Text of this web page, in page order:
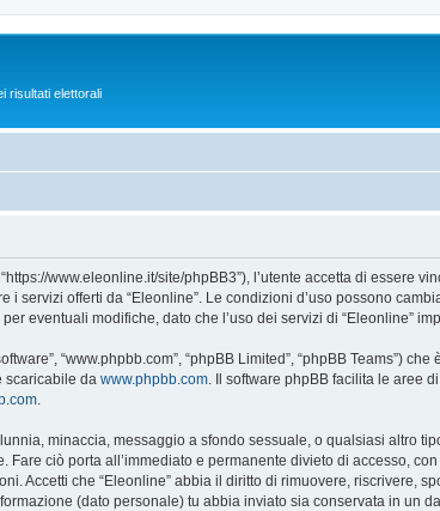
risultati elettorali
www.eleonline.it/site/phpBB3”), l’utente accetta di
servizi offerti da “Eleonline”. Le condizioni d’uso possono
eventuali modifiche, dato che l’uso dei servizi di “Eleonline”
“www.phpbb.com”, “phpBB Limited”, “phpBB Teams”)
scaricabile da www.phpbb.com . Il software phpBB facilita le aree
minaccia, messaggio a sfondo sessuale, o qualsiasi altro
Fare ciò porta all’immediato e permanente divieto di accesso,
Accetti che “Eleonline” abbia il diritto di rimuovere, riscrivere,
(dato personale) tu abbia inviato sia conservata in un